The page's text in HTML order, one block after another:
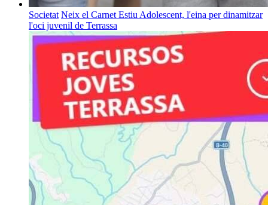
Societat Neix el Carnet Estiu Adolescent, l'eina per dinamitzar
l'oci juvenil de Terrassa